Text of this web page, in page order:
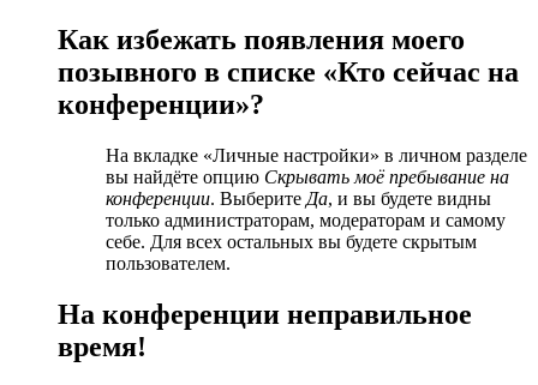
Как избежать появления моего
позывного в списке «Кто сейчас на
конференции»?
На вкладке «Личные настройки» в личном разделе
вы найдёте опцию Скрывать моё пребывание на
конференции. Выберите Да, и вы будете видны
только администраторам, модераторам и самому
себе. Для всех остальных вы будете скрытым
пользователем.
На конференции неправильное
время!